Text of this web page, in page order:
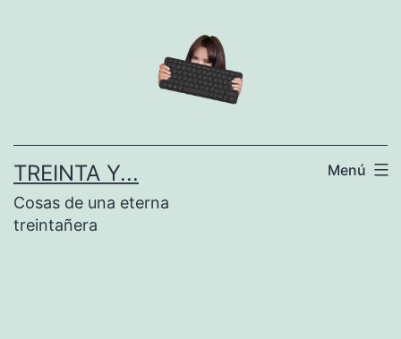
TREINTA Y...
Cosas de una eterna
treintañera
Menú